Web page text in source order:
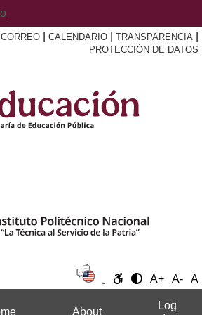
CORREO CALENDARIO TRANSPARENCIA
PROTECCIÓN DE DATOS
A+ A- A
About
Log